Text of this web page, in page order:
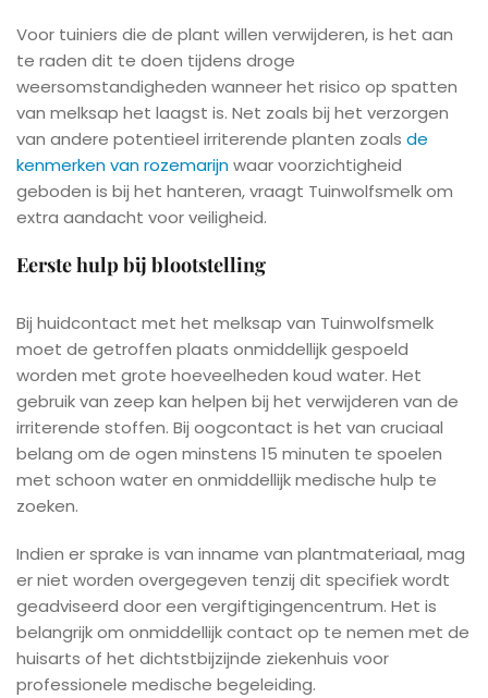
Voor tuiniers die de plant willen verwijderen, is het aan
te raden dit te doen tijdens droge
weersomstandigheden wanneer het risico op spatten
van melksap het laagst is. Net zoals bij het verzorgen
van andere potentieel irriterende planten zoals de
kenmerken van rozemarijnwaar voorzichtigheid
geboden is bij het hanteren, vraagt Tuinwolfsmelk om
extra aandacht voor veiligheid.
Eerste hulp bij blootstelling
Bij huidcontact met het melksap van Tuinwolfsmelk
moet de getroffen plaats onmiddellijk gespoeld
worden met grote hoeveelheden koud water. Het
gebruik van zeep kan helpen bij het verwijderen van de
irriterende stoffen. Bij oogcontact is het van cruciaal
belang om de ogen minstens 15 minuten te spoelen
met schoon water en onmiddellijk medische hulp te
zoeken.
Indien er sprake is van inname van plantmateriaal, mag
er niet worden overgegeven tenzij dit specifiek wordt
geadviseerd door een vergiftigingencentrum. Het is
belangrijk om onmiddellijk contact op te nemen met de
huisarts of het dichtstbijzijnde ziekenhuis voor
professionele medische begeleiding.